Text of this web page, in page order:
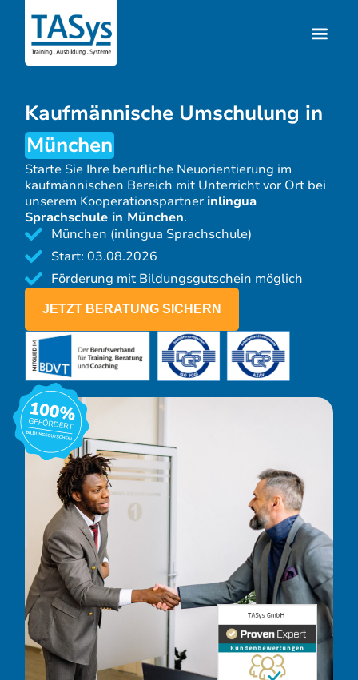
Kaufmännische Umschulung in
München
Starte Sie Ihre berufliche Neuorientierung im
kaufmännischen Bereich mit Unterricht vor Ort bei
unserem Kooperationspartner inlingua
Sprachschule in München.
München (inlingua Sprachschule)
Start: 03.08.2026
Förderung mit Bildungsgutschein möglich
JETZT BERATUNG SICHERN